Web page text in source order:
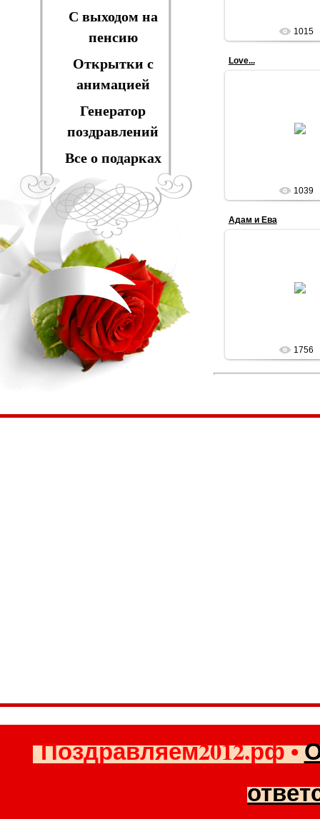
С выходом на
пенсию
Открытки с
анимацией
Генератор
поздравлений
Все о подарках
1015
Love...
1039
Адам и Ева
1756
Поздравляем2012.рф•